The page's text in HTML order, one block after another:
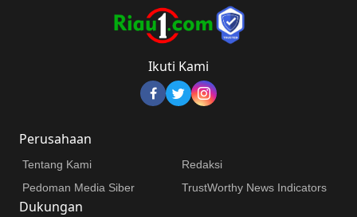
Ikuti Kami
Perusahaan
Tentang Kami
Redaksi
Pedoman Media Siber
TrustWorthy News Indicators
Dukungan